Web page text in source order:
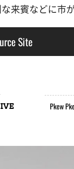
来賓などに市
Site
Pkew